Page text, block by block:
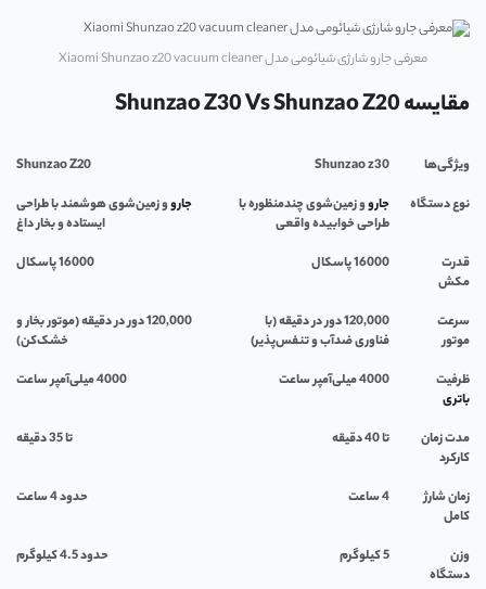
معرفی جارو شارژی شیائومی مدل Xiaomi Shunzao z20 vacuum cleaner
مقایسه Shunzao Z30 Vs Shunzao Z20
ویژگی‌ها Shunzao z30
Shunzao Z20
نوع دستگاه
جاروو زمین‌شوی چندمنظوره با
طراحی خوابیده واقعی
جاروو زمین‌شوی هوشمند با طراحی
ایستاده و بخار داغ
قدرت
مکش
16000پاسکال 16000پاسکال
سرعت
موتور
120,000دور در دقیقه (با
فناوری ضدآب و تنفس‌پذیر)
120,000دور در دقیقه (موتور بخار و
خشک‌کن)
ظرفیت
باتری
4000میلی‌آمپر ساعت 4000میلی‌آمپر ساعت
مدت زمان
کارکرد
تا 40 دقیقه تا 35 دقیقه
زمان شارژ
کامل
4ساعت حدود 4 ساعت
وزن
دستگاه
5کیلوگرم حدود 4.5 کیلوگرم